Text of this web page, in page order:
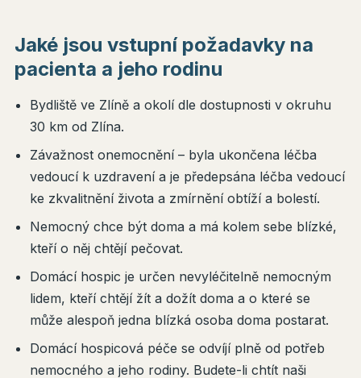
Jaké jsou vstupní požadavky na
pacienta a jeho rodinu
Bydliště ve Zlíně a okolí dle dostupnosti v okruhu
30 km od Zlína.
Závažnost onemocnění – byla ukončena léčba
vedoucí k uzdravení a je předepsána léčba vedoucí
ke zkvalitnění života a zmírnění obtíží a bolestí.
Nemocný chce být doma a má kolem sebe blízké,
kteří o něj chtějí pečovat.
Domácí hospic je určen nevyléčitelně nemocným
lidem, kteří chtějí žít a dožít doma a o které se
může alespoň jedna blízká osoba doma postarat.
Domácí hospicová péče se odvíjí plně od potřeb
nemocného a jeho rodiny. Budete-li chtít naši